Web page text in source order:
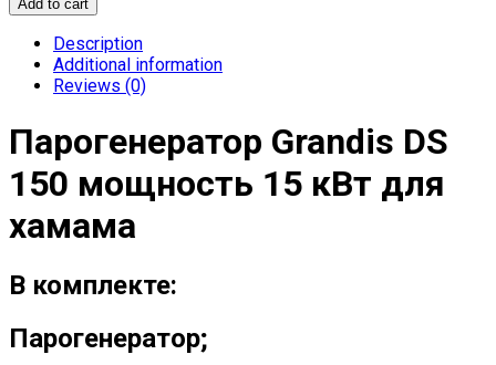
Add to cart
Description
Additional information
Reviews (0)
Парогенератор Grandis DS
150 мощность 15 кВт для
хамама
В комплекте:
Парогенератор;